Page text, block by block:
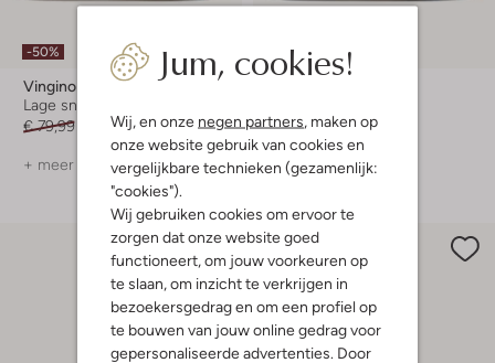
Jum, cookies!
Wij, en onze negen partners, maken op
onze website gebruik van cookies en
vergelijkbare technieken (gezamenlijk:
"cookies").
Wij gebruiken cookies om ervoor te
zorgen dat onze website goed
functioneert, om jouw voorkeuren op
te slaan, om inzicht te verkrijgen in
bezoekersgedrag en om een profiel op
te bouwen van jouw online gedrag voor
gepersonaliseerde advertenties. Door
-50%
Vingino
Lage sneakers
€ 79,99
€ 39,99
+ meer kleuren
-50%
€ 79,99 € 39,99
+ meer kleuren